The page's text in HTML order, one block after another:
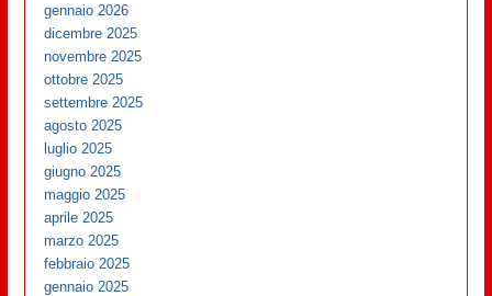
gennaio 2026
dicembre 2025
novembre 2025
ottobre 2025
settembre 2025
agosto 2025
luglio 2025
giugno 2025
maggio 2025
aprile 2025
marzo 2025
febbraio 2025
gennaio 2025